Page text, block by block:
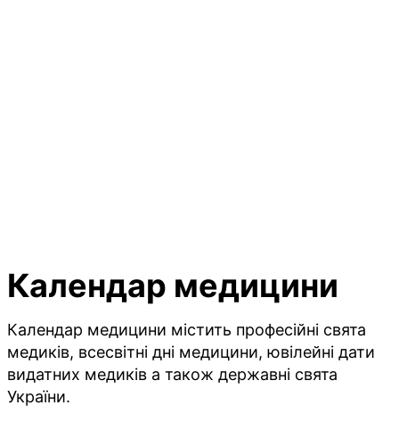
Календар медицини
Календар медицини містить професійні свята
медиків, всесвітні дні медицини, ювілейні дати
видатних медиків а також державні свята
України.